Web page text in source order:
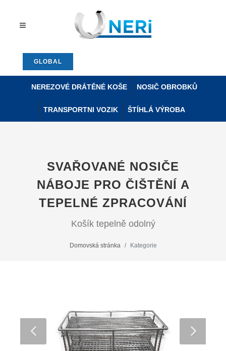
GLOBAL
NEREZOVÉ DRÁTĚNÉ KOŠE NOSIČ OBROBKŮ
TRANSPORTNI VOZIK ŠTÍHLÁ VÝROBA
SVAŘOVANÉ NOSIČE
NÁBOJE PRO ČIŠTĚNÍ A
TEPELNÉ ZPRACOVÁNÍ
Košík tepelně odolný
Domovská stránka Kategorie